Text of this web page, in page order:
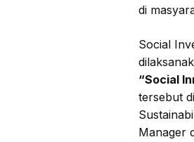
di
Social
“Social
tersebut
Manager